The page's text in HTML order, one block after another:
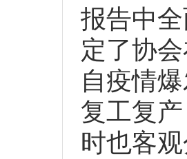
报告中
定了协
自疫情
复工复
时也客